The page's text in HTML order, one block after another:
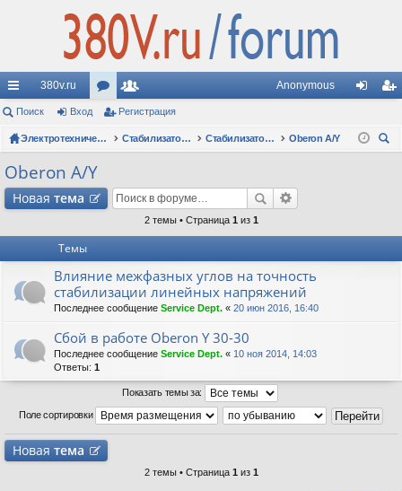
с
ы
лк
380v.ru
ор
ум
ы
ол
ьз
ат
Anonymous
д ис
Поиск Вход Регистрация
Электротехнические форумы Стабилизаторы напряжения Стабилизаторы Oberon: вопросы по моделям
Oberon A/Y
Oberon A/Y
Новая тема
2 темы • Страница 1 из 1
Темы
Влияние межфазных углов на точность
стабилизации линейных напряжений
Последнее сообщение Service Dept. « 20 июн 2016, 16:40
Сбой в работе Oberon Y 30-30
Последнее сообщение Service Dept. « 10 ноя 2014, 14:03
Ответы: 1
Показать темы за:
Поле сортировки
Новая тема
2 темы • Страница 1 из 1